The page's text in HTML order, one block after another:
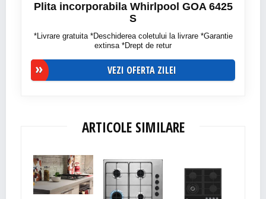
Plita incorporabila Whirlpool GOA 6425
S
*Livrare gratuita *Deschiderea coletului la livrare *Garantie
extinsa *Drept de retur
VEZI OFERTA ZILEI
ARTICOLE SIMILARE